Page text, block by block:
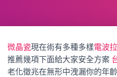
微晶瓷現在術有多種多樣電波
推薦幾項下面給大家安全方案
老化徵兆在無形中洩漏你的年